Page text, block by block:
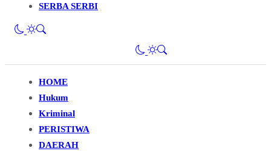
SERBA SERBI
HOME
Hukum
Kriminal
PERISTIWA
DAERAH